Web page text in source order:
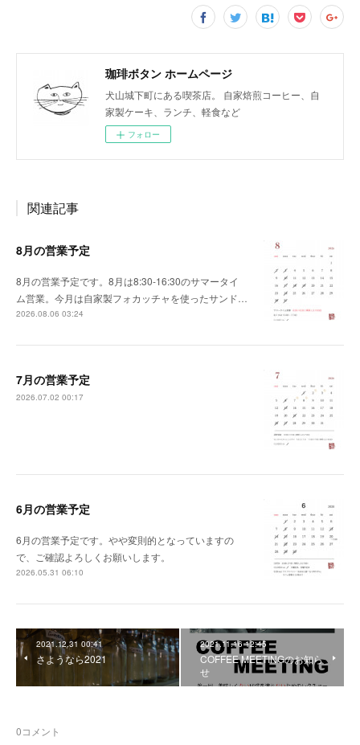
珈琲ボタン ホームページ
犬山城下町にある喫茶店。 自家焙煎コーヒー、自
家製ケーキ、ランチ、軽食など
フォロー
関連記事
8月の営業予定
8月の営業予定です。8月は8:30-16:30のサマータイ
ム営業。今月は自家製フォカッチャを使ったサンド…
2026.08.06 03:24
7月の営業予定
2026.07.02 00:17
6月の営業予定
6月の営業予定です。やや変則的となっていますの
で、ご確認よろしくお願いします。
2026.05.31 06:10
2021.12.31 00:41
さようなら2021
2021.11.16 12:45
COFFEE MEETINGのお知ら
せ
0コメント